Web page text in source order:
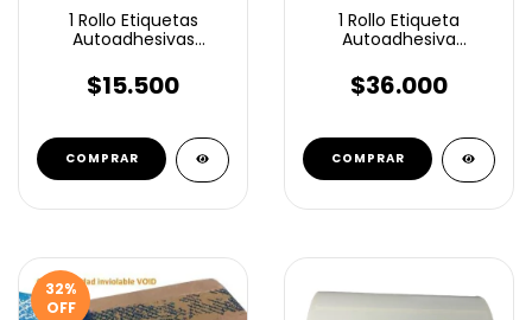
1 Rollo Etiquetas
Autoadhesivas
350 Unidades
$15.500
1 Rollo Etiqueta
Autoadhesiva
12mil 4b
$36.000
32%
OFF